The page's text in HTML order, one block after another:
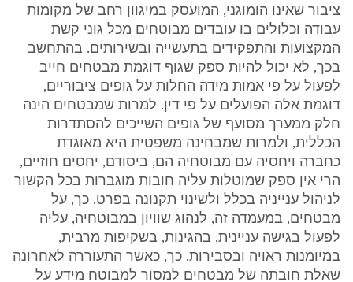
ציבור שאינו הומוגני, המועסק במיגוון רחב של מקומות
עבודה וכלולים בו עובדים מבוטחים מכל גוני קשת
המקצועות והתפקידים בתעשייה ובשירותים. בהתחשב
בכך, לא יכול להיות ספק שגוף דוגמת מבטחים חייב
לפעול על פי אמות מידה החלות על גופים ציבוריים,
דוגמת אלה הפועלים על פי דין. למרות שמבטחים הינה
חלק ממערך מסועף של גופים השייכים להסתדרות
הכללית, ולמרות שמבחינה משפטית היא מאוגדת
כחברה ויחסיה עם מבוטחיה הם, ביסודם, יחסים חוזיים,
הרי אין ספק שמוטלות עליה חובות מוגברות בכל הקשור
לניהול ענייניה בכלל ולשינוי תקנונה בפרט. כך, על
מבטחים, במעמדה זה, לנהוג שוויון במבוטחיה, עליה
לפעול בגישה עניינית, בהגינות, בשקיפות מרבית,
במיומנות ראויה ובסבירות. כך, כאשר התעוררה לאחרונה
שאלת חובתה של מבטחים למסור למבוטח מידע על